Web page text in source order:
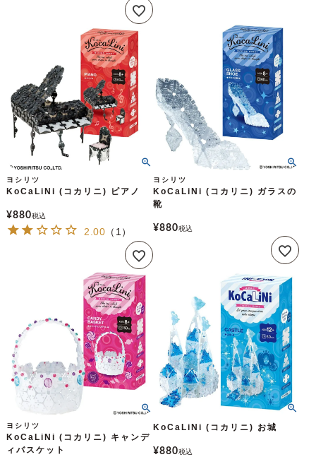
ヨシリツ
KoCaLiNi (コカリニ) ピアノ
¥880税込
2.00 （ 1）
ヨシリツ
KoCaLiNi (コカリニ) ガラスの
靴
¥880税込
ヨシリツ
KoCaLiNi (コカリニ) キャンデ
ィバスケット
KoCaLiNi (コカリニ) お城
¥880税込